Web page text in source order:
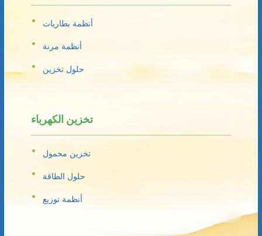
أنظمة بطاريات
أنظمة مرنة
حلول تخزين
تخزين الكهرباء
تخزين محمول
حلول الطاقة
أنظمة توزيع